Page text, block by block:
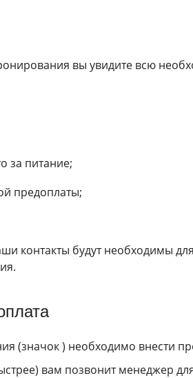
вы увидите всю
за питание;
предоплаты;
контакты будут необходимы
(значок ) необходимо внести
вам позвонит менеджер